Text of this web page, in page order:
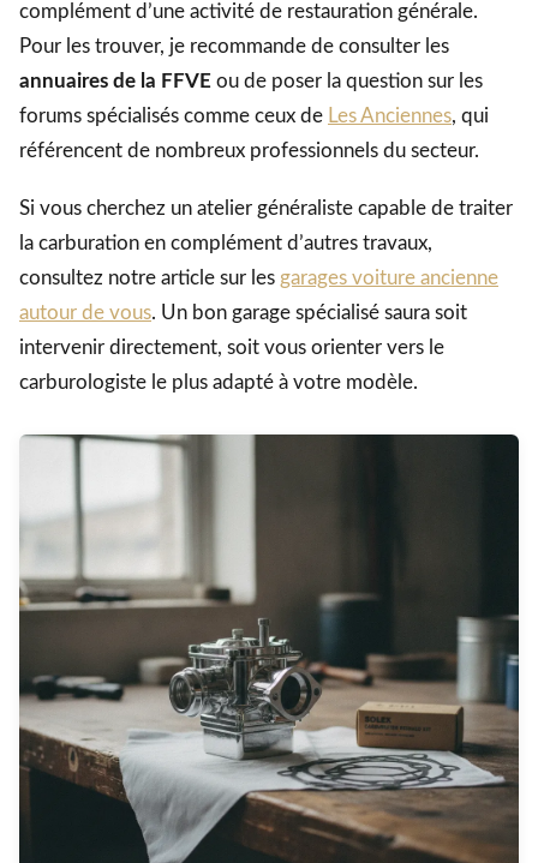
complément d’une activité de restauration générale.
Pour les trouver, je recommande de consulter les
annuaires de la FFVE ou de poser la question sur les
forums spécialisés comme ceux de Les Anciennes, qui
référencent de nombreux professionnels du secteur.
Si vous cherchez un atelier généraliste capable de traiter
la carburation en complément d’autres travaux,
consultez notre article sur les garages voiture ancienne
autour de vous. Un bon garage spécialisé saura soit
intervenir directement, soit vous orienter vers le
carburologiste le plus adapté à votre modèle.